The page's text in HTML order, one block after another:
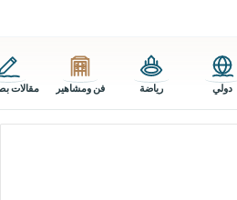
دولي رياضة فن ومشاهير مقالات